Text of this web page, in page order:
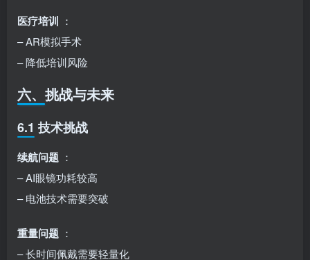
医疗培训 ：
– AR模拟手术
– 降低培训风险
六、挑战与未来
6.1 技术挑战
续航问题 ：
– AI眼镜功耗较高
– 电池技术需要突破
重量问题 ：
– 长时间佩戴需要轻量化